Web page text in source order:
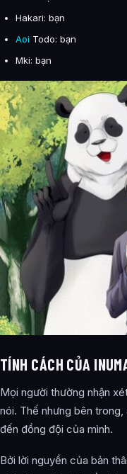
Hakari: bạn
Aoi Todo: bạn
Mki: bạn
TÍNH CÁCH CỦA
Mọi người thường nhận
nói. Thế nhưng bên trong,
đến đồng đội của mình.
Bởi lời nguyền của bản